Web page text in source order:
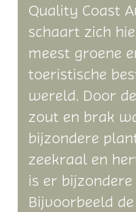
Quality Coast
schaart zich
meest groene
toeristische
wereld. Door
zout en brak
bijzondere
zeekraal en
is er
Bijvoorbeeld